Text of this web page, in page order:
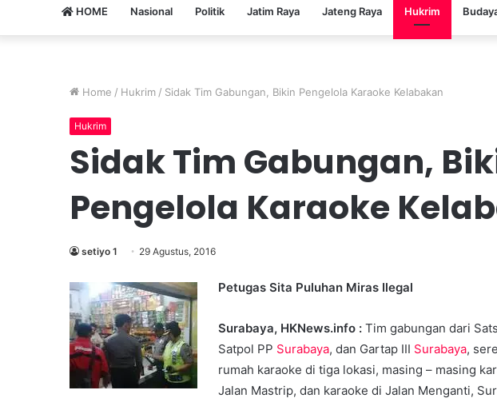
HOME Nasional Politik Jatim Raya Jateng Raya Hukrim
Home / Hukrim / Sidak Tim Gabungan, Bikin Pengelola Karaoke Kelabakan
Hukrim
Sidak Tim Gabungan,
Pengelola Karaoke
setiyo 1 29 Agustus, 2016
Petugas Sita Puluhan Miras Ilegal
Surabaya, HKNews.info :Tim gabungan dari
Satpol PP Surabaya, dan Gartap III Surabaya,
rumah karaoke di tiga lokasi, masing – masing
Jalan Mastrip, dan karaoke di Jalan Menganti,